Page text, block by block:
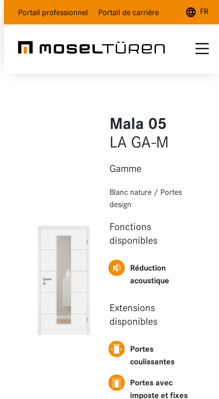
Portail professionnel Portail de carrière FR
Mala 05
LA GA-M
Gamme
Blanc nature / Portes
design
Fonctions
disponibles
Réduction
acoustique
Extensions
disponibles
Portes
coulissantes
Portes avec
imposte et fixes